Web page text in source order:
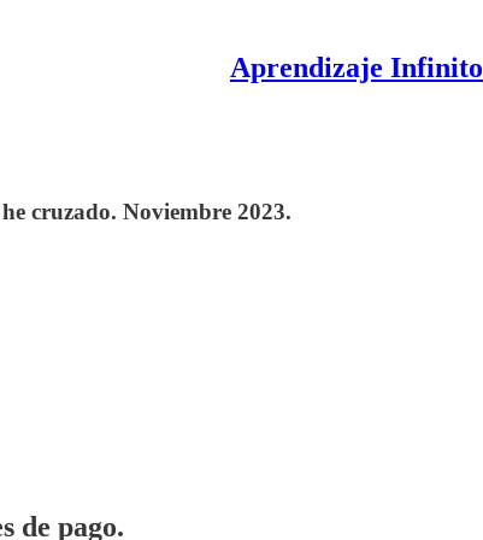
Aprendizaje Infinito
cruzado. Noviembre 2023.
de pago.